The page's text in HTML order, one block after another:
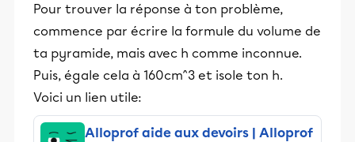
Pour trouver la réponse à ton problème,
commence par écrire la formule du volume de
ta pyramide, mais avec h comme inconnue.
Puis, égale cela à 160cm^3 et isole ton h.
Voici un lien utile:
Alloprof aide aux devoirs | Alloprof